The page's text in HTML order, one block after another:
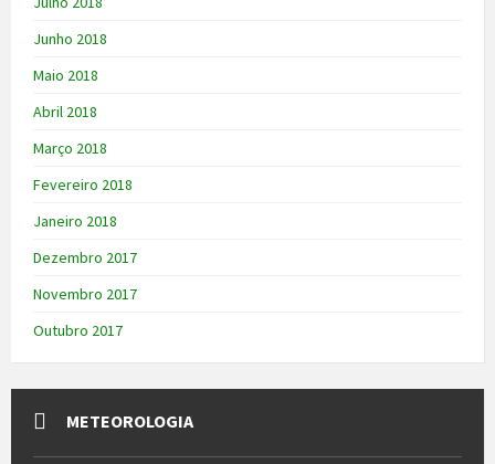
Junho 2018
Maio 2018
Abril 2018
Março 2018
Fevereiro 2018
Janeiro 2018
Dezembro 2017
Novembro 2017
Outubro 2017
METEOROLOGIA